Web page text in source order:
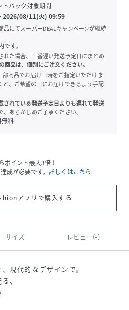
トバック対象期間
2026/08/11(火) 09:59
にてスーパーDEALキャンペーンが継続
す。
た場合、一番遅い発送予定日にまとめ
商品は、個別にご注文ください。
商品でお届け日時をご指定いただけま
と、ご希望の日にお届けできるよう手配
れている発送予定日よりも遅れて発送
あらかじめご了承ください。
料
ポイント最大3倍！
成が必要です。 詳しくはこちら
アプリで購入する
サイズ レビュー(-)
現代的なデザインで。
、